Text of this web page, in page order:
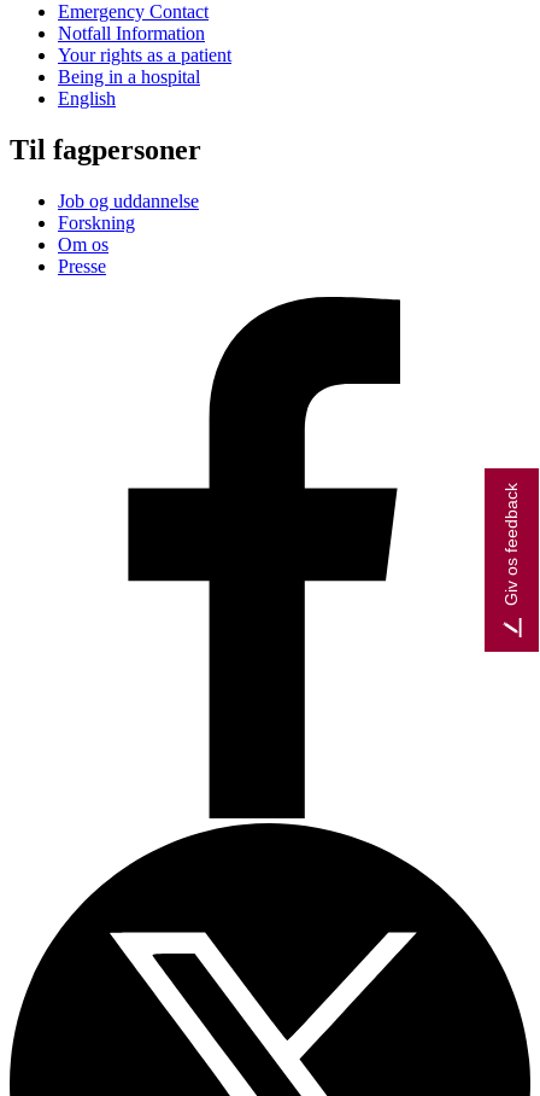
Emergency Contact
Notfall Information
Your rights as a patient
Being in a hospital
English
Til fagpersoner
Job og uddannelse
Forskning
Om os
Presse
Giv os feedback